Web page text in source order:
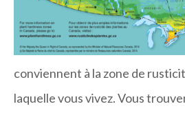
Il est extrêmement important
les arbres fruitiers que vous
conviennent à la zone de
laquelle vous vivez. Vous